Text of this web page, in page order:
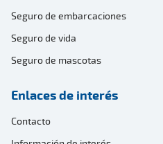
Seguro de embarcaciones
Seguro de vida
Seguro de mascotas
Enlaces de interés
Contacto